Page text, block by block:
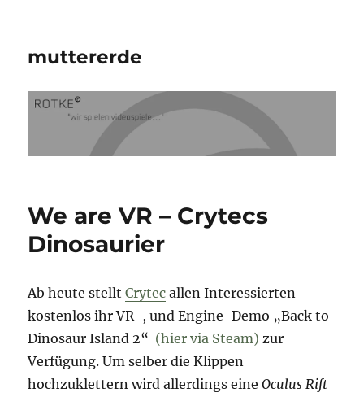
muttererde
We are VR – Crytecs
Dinosaurier
Ab heute stelltCrytec allen Interessierten
kostenlos ihr VR-, und Engine-Demo „Back to
Dinosaur Island 2“ (hier via Steam) zur
Verfügung. Um selber die Klippen
hochzuklettern wird allerdings eineOculus Rift